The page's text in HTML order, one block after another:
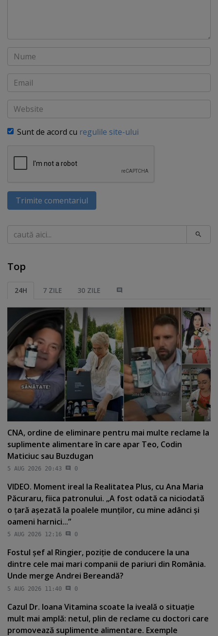
Nume
Email
Website
Sunt de acord cu regulile site-ului
Trimite comentariul
Caută
Top
24H 7 ZILE 30 ZILE
CNA, ordine de eliminare pentru mai multe reclame la
suplimente alimentare în care apar Teo, Codin
Maticiuc sau Buzdugan
5 AUG 2026 20:43 0
VIDEO. Moment ireal la Realitatea Plus, cu Ana Maria
Păcuraru, fiica patronului. „A fost odată ca niciodată
o ţară aşezată la poalele munţilor, cu mine adânci şi
oameni harnici...”
5 AUG 2026 12:16 0
Fostul şef al Ringier, poziţie de conducere la una
dintre cele mai mari companii de pariuri din România.
Unde merge Andrei Bereandă?
5 AUG 2026 11:40 0
Cazul Dr. Ioana Vitamina scoate la iveală o situaţie
mult mai amplă: netul, plin de reclame cu doctori care
promovează suplimente alimentare. Exemple